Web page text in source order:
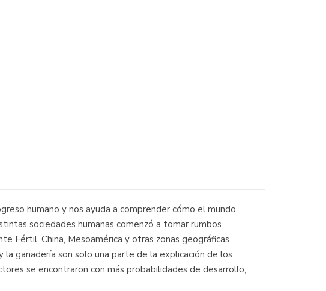
humano y nos ayuda a comprender cómo el mundo
sociedades humanas comenzó a tomar rumbos
Fértil, China, Mesoamérica y otras zonas geográficas
ganadería son solo una parte de la explicación de los
se encontraron con más probabilidades de desarrollo,